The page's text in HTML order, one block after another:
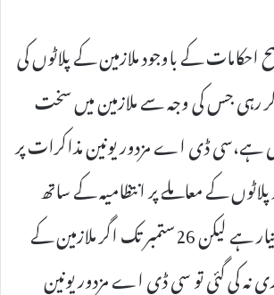
کے باوجود ملازمین کے پلاٹوں کی
رہی جس کی وجہ سے ملازمین میں سخت
ہے،سی ڈی اے مزدور یونین مذاکرات پر
کے معاملے پر انتظامیہ کے ساتھ
مذاکرات کے لیے تیار ہے لیکن 26ستمبر تک اگر ملازمین کے
نہ کی گئی تو سی ڈی اے مزدور یونین